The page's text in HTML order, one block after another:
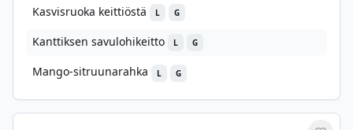
Kasvisruoka keittiöstä L G
Kanttiksen savulohikeitto L G
Mango-sitruunarahka L G